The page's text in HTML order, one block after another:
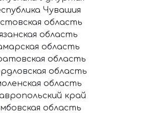
Чувашия
область
область
область
область
область
область
край
область